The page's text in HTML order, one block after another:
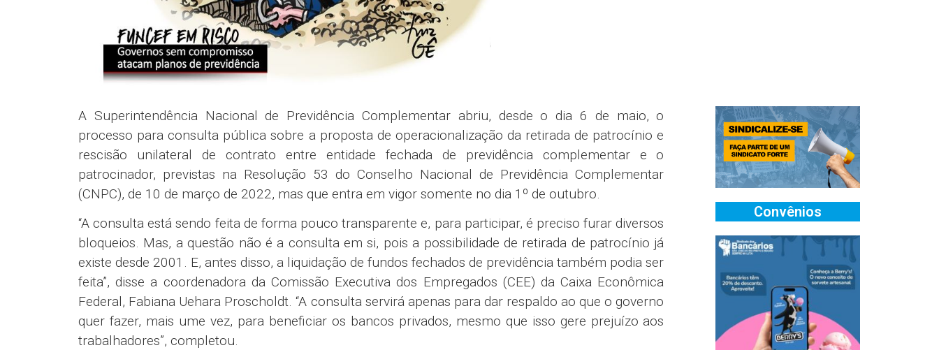
A Superintendência Nacional de Previdência Complementar abriu, desde o dia 6 de maio, o
processo para consulta pública sobre a proposta de operacionalização da retirada de patrocínio e
rescisão unilateral de contrato entre entidade fechada de previdência complementar e o
patrocinador, previstas na Resolução 53 do Conselho Nacional de Previdência Complementar
(CNPC), de 10 de março de 2022, mas que entra em vigor somente no dia 1º de outubro.
“A consulta está sendo feita de forma pouco transparente e, para participar, é preciso furar diversos
bloqueios. Mas, a questão não é a consulta em si, pois a possibilidade de retirada de patrocínio já
existe desde 2001. E, antes disso, a liquidação de fundos fechados de previdência também podia ser
feita”, disse a coordenadora da Comissão Executiva dos Empregados (CEE) da Caixa Econômica
Federal, Fabiana Uehara Proscholdt. “A consulta servirá apenas para dar respaldo ao que o governo
quer fazer, mais ume vez, para beneficiar os bancos privados, mesmo que isso gere prejuízo aos
trabalhadores”, completou.
Convênios